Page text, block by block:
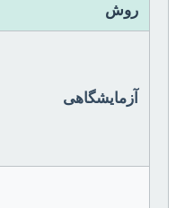
روش
آزمایشگاهی